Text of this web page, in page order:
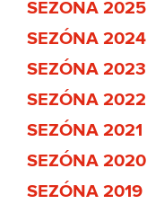
SEZÓNA 2025
SEZÓNA 2024
SEZÓNA 2023
SEZÓNA 2022
SEZÓNA 2021
SEZÓNA 2020
SEZÓNA 2019